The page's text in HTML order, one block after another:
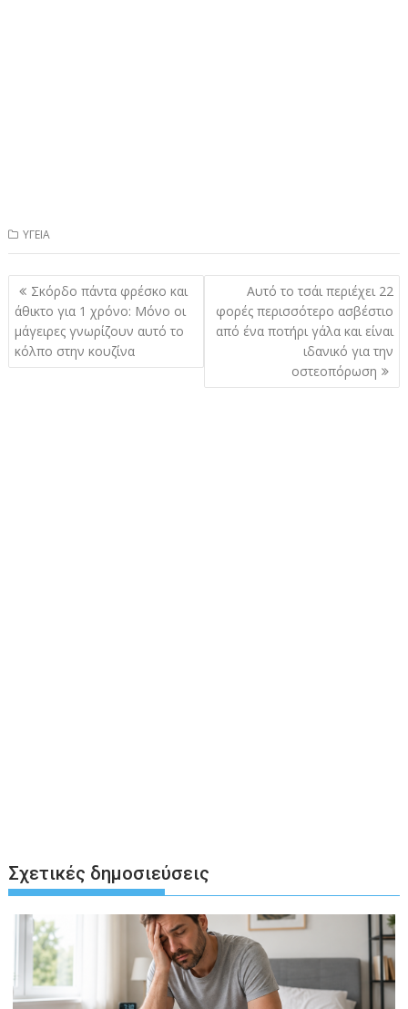
ΥΓΕΙΑ
Πλοήγηση
άρθρων
Σκόρδο πάντα φρέσκο και
άθικτο για 1 χρόνο: Mόνο οι
μάγειρες γνωρίζουν αυτό το
κόλπο στην κουζίνα
Αυτό το τσάι περιέχει 22
φορές περισσότερο ασβέστιο
από ένα ποτήρι γάλα και είναι
ιδανικό για την
οστεοπόρωση
Σχετικές δημοσιεύσεις